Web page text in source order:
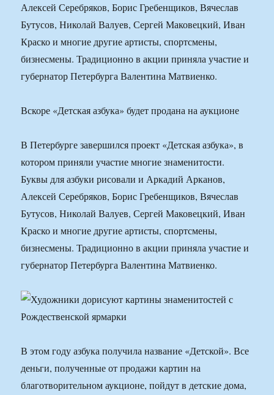
Алексей Серебряков, Борис Гребенщиков, Вячеслав
Бутусов, Николай Валуев, Сергей Маковецкий, Иван
Краско и многие другие артисты, спортсмены,
бизнесмены. Традиционно в акции приняла участие и
губернатор Петербурга Валентина Матвиенко.
Вскоре «Детская азбука» будет продана на аукционе
В Петербурге завершился проект «Детская азбука», в
котором приняли участие многие знаменитости.
Буквы для азбуки рисовали и Аркадий Арканов,
Алексей Серебряков, Борис Гребенщиков, Вячеслав
Бутусов, Николай Валуев, Сергей Маковецкий, Иван
Краско и многие другие артисты, спортсмены,
бизнесмены. Традиционно в акции приняла участие и
губернатор Петербурга Валентина Матвиенко.
В этом году азбука получила название «Детской». Все
деньги, полученные от продажи картин на
благотворительном аукционе, пойдут в детские дома,